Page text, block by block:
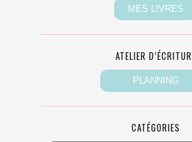
ATELIER
CATÉGORIES